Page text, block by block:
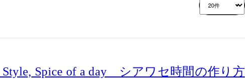
Spice of a day シアワセ時間の作り方